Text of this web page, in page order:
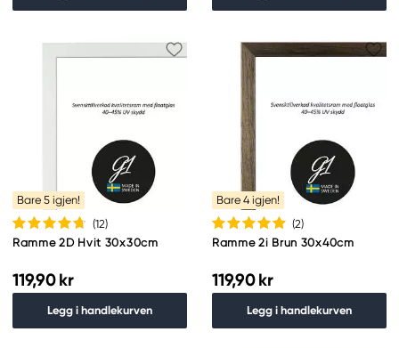
Bare 5 igjen!
(12)
Ramme 2D Hvit 30x30cm
119,90 kr
Legg i handlekurven
Bare 4 igjen!
(2)
Ramme 2i Brun 30x40cm
119,90 kr
Legg i handlekurven